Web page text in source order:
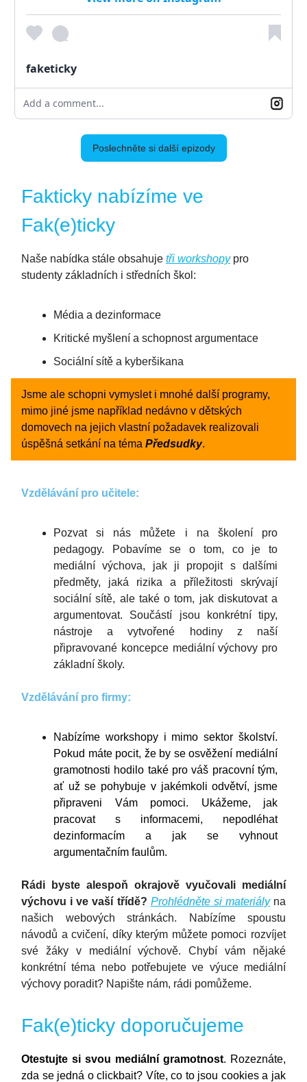
faketicky
Add a comment...
Poslechněte si další epizody
Fakticky nabízíme ve
Fak(e)ticky
Naše nabídka stále obsahuje tři workshopypro
studenty základních i středních škol:
Média a dezinformace
Kritické myšlení a schopnost argumentace
Sociální sítě a kyberšikana
Jsme ale schopni vymyslet i mnohé další programy,
mimo jiné jsme například nedávno v dětských
domovech na jejich vlastní požadavek realizovali
úspěšná setkání na téma Předsudky.
Vzdělávání pro učitele:
Pozvat si nás můžete i na školení pro
pedagogy. Pobavíme se o tom, co je to
mediální výchova, jak ji propojit s dalšími
předměty, jaká rizika a příležitosti skrývají
sociální sítě, ale také o tom, jak diskutovat a
argumentovat. Součástí jsou konkrétní tipy,
nástroje a vytvořené hodiny z naší
připravované koncepce mediální výchovy pro
základní školy.
Vzdělávání pro firmy:
Nabízíme workshopy i mimo sektor školství.
Pokud máte pocit, že by se osvěžení mediální
gramotnosti hodilo také pro váš pracovní tým,
ať už se pohybuje v jakémkoli odvětví, jsme
připraveni Vám pomoci. Ukážeme, jak
pracovat s informacemi, nepodléhat
dezinformacím a jak se vyhnout
argumentačním faulům.
Rádi byste alespoň okrajově vyučovali mediální
výchovu i ve vaší třídě? Prohlédněte si materiályna
našich webových stránkách. Nabízíme spoustu
návodů a cvičení, díky kterým můžete pomoci rozvíjet
své žáky v mediální výchově. Chybí vám nějaké
konkrétní téma nebo potřebujete ve výuce mediální
výchovy poradit? Napište nám, rádi pomůžeme.
Fak(e)ticky doporučujeme
Otestujte si svou mediální gramotnost. Rozeznáte,
zda se jedná o clickbait? Víte, co to jsou cookies a jak